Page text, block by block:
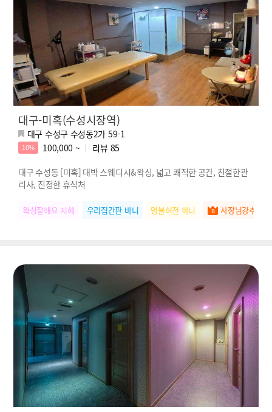
대구-미혹(수성시장역)
대구 수성구 수성동2가 59-1
10% 100,000 ~ 리뷰 85
대구 수성동 [미혹] 대박 스웨디시&왁싱, 넓고 쾌적한 공간, 친절한관
리사, 진정한 휴식처
왁싱잘해요 지혜 우리집간판 바니 명불허전 하니 사장님강추 서아